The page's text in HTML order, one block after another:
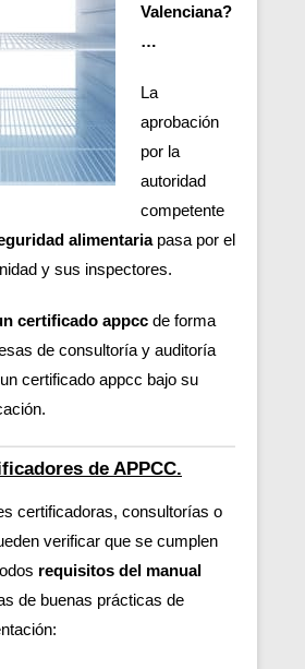
Valenciana?
…
La
aprobación
por la
autoridad
competente
alimentaria pasa por el
y sus inspectores.
certificado appcc de forma
de consultoría y auditoría
certificado appcc bajo su
de APPCC.
certificadoras, consultorías o
verificar que se cumplen
requisitos del manual
de buenas prácticas de